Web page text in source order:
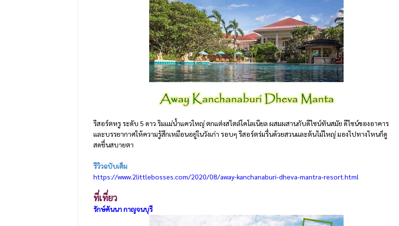
รีสอร์ตหรู ระดับ 5 ดาว ริมแม่น้ำแควใหญ่ ตกแต่งสไตล์โคโลเนียล ผสมผสานกับดีไซน์ทันสมัย ดีไซน์ของอาคาร
และบรรยากาศให้ความรู้สึกเหมือนอยู่ในวังเก่า รอบๆ รีสอร์ตร่มรื่นด้วยสวนและต้นไม้ใหญ่ มองไปทางไหนก็ดู
สดชื่นสบายตา
รีวิวฉบับเต็ม
https://www.2littlebosses.com/2020/08/away-kanchanaburi-dheva-mantra-resort.html
ที่เที่ยว
รักษ์คันนา กาญจนบุรี